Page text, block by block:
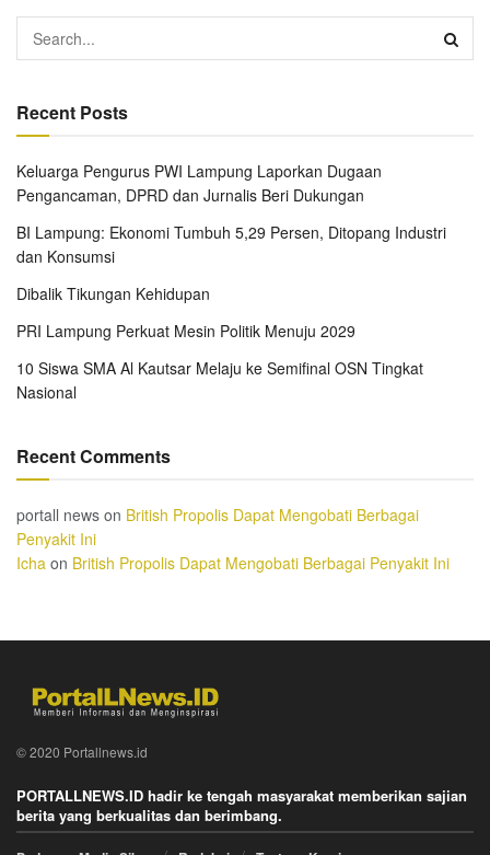
Recent Posts
Keluarga Pengurus PWI Lampung Laporkan Dugaan
Pengancaman, DPRD dan Jurnalis Beri Dukungan
BI Lampung: Ekonomi Tumbuh 5,29 Persen, Ditopang Industri
dan Konsumsi
Dibalik Tikungan Kehidupan
PRI Lampung Perkuat Mesin Politik Menuju 2029
10 Siswa SMA Al Kautsar Melaju ke Semifinal OSN Tingkat
Nasional
Recent Comments
portall news on British Propolis Dapat Mengobati Berbagai
Penyakit Ini
Icha on British Propolis Dapat Mengobati Berbagai Penyakit Ini
© 2020 Portallnews.id
PORTALLNEWS.ID hadir ke tengah masyarakat memberikan sajian
berita yang berkualitas dan berimbang.